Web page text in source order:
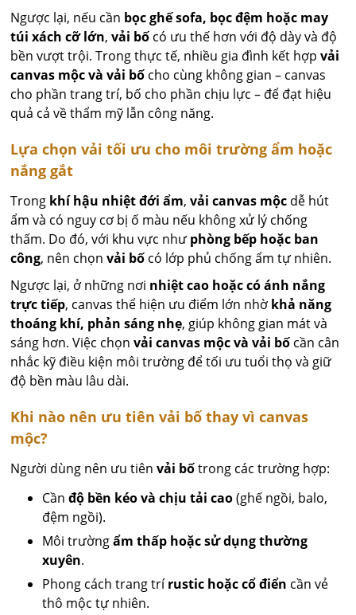
Ngược lại, nếu cần bọc ghế sofa, bọc đệm hoặc may
túi xách cỡ lớn,vải bố có ưu thế hơn với độ dày và độ
bền vượt trội. Trong thực tế, nhiều gia đình kết hợpvải
canvas mộc và vải bố cho cùng không gian – canvas
cho phần trang trí, bố cho phần chịu lực – để đạt hiệu
quả cả về thẩm mỹ lẫn công năng.
Lựa chọn vải tối ưu cho môi trường ẩm hoặc
nắng gắt
Trong khí hậu nhiệt đới ẩm,vải canvas mộc dễ hút
ẩm và có nguy cơ bị ố màu nếu không xử lý chống
thấm. Do đó, với khu vực như phòng bếp hoặc ban
công, nên chọnvải bố có lớp phủ chống ẩm tự nhiên.
Ngược lại, ở những nơi nhiệt cao hoặc có ánh nắng
trực tiếp, canvas thể hiện ưu điểm lớn nhờkhả năng
thoáng khí, phản sáng nhẹ, giúp không gian mát và
sáng hơn. Việc chọnvải canvas mộc và vải bố cần cân
nhắc kỹ điều kiện môi trường để tối ưu tuổi thọ và giữ
độ bền màu lâu dài.
Khi nào nên ưu tiên vải bố thay vì canvas
mộc?
Người dùng nên ưu tiênvải bốtrong các trường hợp:
Cầnđộ bền kéo và chịu tải cao(ghế ngồi, balo,
đệm ngồi).
Môi trườngẩm thấp hoặc sử dụng thường
xuyên.
Phong cách trang trírustic hoặc cổ điển cần vẻ
thô mộc tự nhiên.